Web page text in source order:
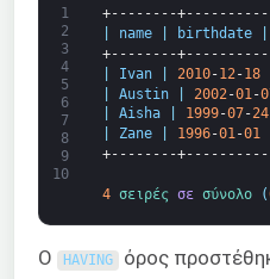
1
2
3
4
5
6
7
8
9
10
+--------
name birthdate
+--------
Ivan 2010-12-18
Austin 2002 -01 -
Aisha 1999-07-24
Zane 1996-01-01
+--------
4 σειρές σε σύνολο (
Ο HAVING όρος